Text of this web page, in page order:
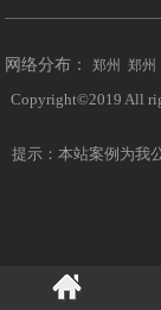
网络分布：郑州 郑州
Copyright©2019 All
提示：本站案例为我